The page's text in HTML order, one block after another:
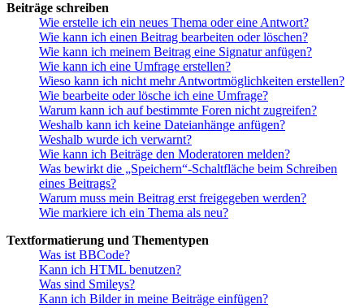
Beiträge schreiben
Wie erstelle ich ein neues Thema oder eine Antwort?
Wie kann ich einen Beitrag bearbeiten oder löschen?
Wie kann ich meinem Beitrag eine Signatur anfügen?
Wie kann ich eine Umfrage erstellen?
Wieso kann ich nicht mehr Antwortmöglichkeiten erstellen?
Wie bearbeite oder lösche ich eine Umfrage?
Warum kann ich auf bestimmte Foren nicht zugreifen?
Weshalb kann ich keine Dateianhänge anfügen?
Weshalb wurde ich verwarnt?
Wie kann ich Beiträge den Moderatoren melden?
Was bewirkt die „Speichern“-Schaltfläche beim Schreiben
eines Beitrags?
Warum muss mein Beitrag erst freigegeben werden?
Wie markiere ich ein Thema als neu?
Textformatierung und Thementypen
Was ist BBCode?
Kann ich HTML benutzen?
Was sind Smileys?
Kann ich Bilder in meine Beiträge einfügen?